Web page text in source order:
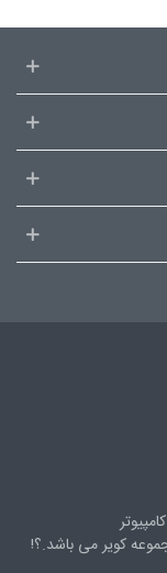
کویرمی باشد.؟!